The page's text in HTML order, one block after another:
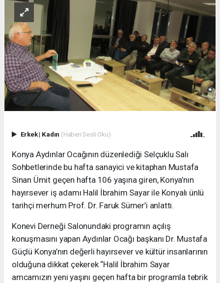
Erkek| Kadın (Haberi Sesli Oku)
Konya Aydınlar Ocağının düzenlediği Selçuklu Salı
Sohbetlerinde bu hafta sanayici ve kitaphan Mustafa
Sinan Ümit geçen hafta 106 yaşına giren, Konya’nın
hayırsever iş adamı Halil İbrahim Sayar ile Konyalı ünlü
tarihçi merhum Prof. Dr. Faruk Sümer’i anlattı.
Konevi Derneği Salonundaki programın açılış
konuşmasını yapan Aydınlar Ocağı başkanı Dr. Mustafa
Güçlü Konya’nın değerli hayırsever ve kültür insanlarının
olduğuna dikkat çekerek “Halil İbrahim Sayar
amcamızın yeni yaşını geçen hafta bir programla tebrik